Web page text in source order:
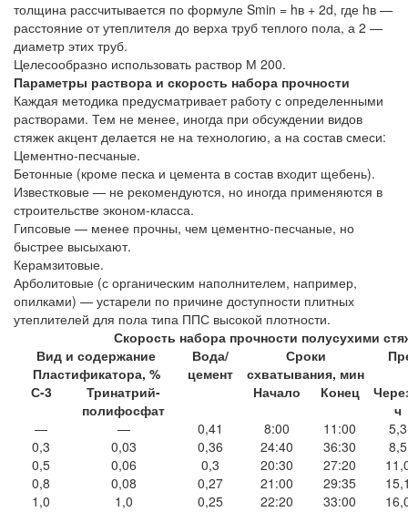
толщина рассчитывается по формуле Smin = hв + 2d, где hв —
расстояние от утеплителя до верха труб теплого пола, а 2 —
диаметр этих труб.
Целесообразно использовать раствор М 200.
Параметры раствора и скорость набора прочности
Каждая методика предусматривает работу с определенными
растворами. Тем не менее, иногда при обсуждении видов
стяжек акцент делается не на технологию, а на состав смеси:
Цементно-песчаные.
Бетонные (кроме песка и цемента в состав входит щебень).
Известковые — не рекомендуются, но иногда применяются в
строительстве эконом-класса.
Гипсовые — менее прочны, чем цементно-песчаные, но
быстрее высыхают.
Керамзитовые.
Арболитовые (с органическим наполнителем, например,
опилками) — устарели по причине доступности плитных
утеплителей для пола типа ППС высокой плотности.
Скорость набора прочности полусухими
Вид и содержание
Пластификатора, %
Вода/
цемент
Сроки
схватывания, мин
С-3
Тринатрий-
полифосфат
Начало Конец
ч
—
— 0,41 8:00 11:00
5,3
0,3
0,03 0,36 24:40 36:30
8,5
0,5
0,06 0,3 20:30 27:20
0,8
0,08 0,27 21:00 29:35
1,0
1,0 0,25 22:20 33:00